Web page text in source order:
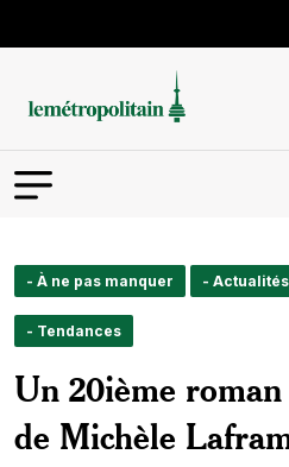
- À ne pas manquer - Actualités
- Tendances
Un 20ième
de Michèle